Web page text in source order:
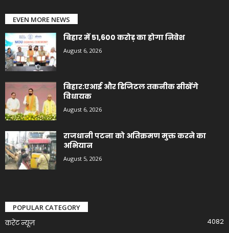
EVEN MORE NEWS
बिहार में 51,600 करोड़ का होगा निवेश
August 6, 2026
बिहार:एआई और डिजिटल तकनीक सीखेंगे
विधायक
August 6, 2026
राजधानी पटना को अतिक्रमण मुक्त करने का
अभियान
August 5, 2026
POPULAR CATEGORY
करेंट न्यूज़
4082